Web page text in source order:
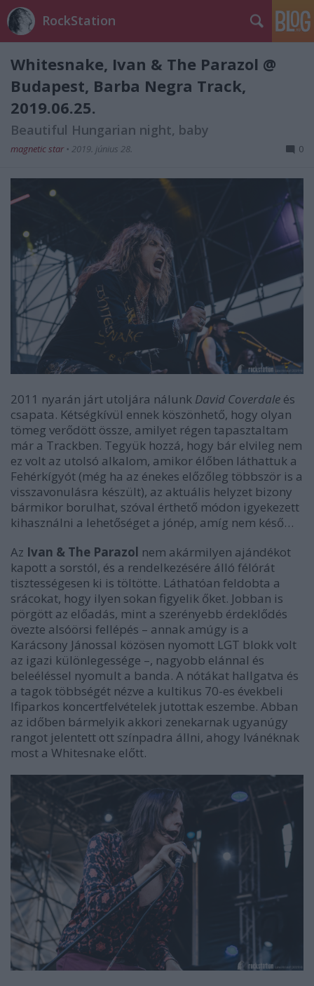
RockStation
Whitesnake, Ivan & The Parazol @
Budapest, Barba Negra Track,
2019.06.25.
Beautiful Hungarian night, baby
magnetic star • 2019. június 28. 0
2011 nyarán járt utoljára nálunk David Coverdale és
csapata. Kétségkívül ennek köszönhető, hogy olyan
tömeg verődött össze, amilyet régen tapasztaltam
már a Trackben. Tegyük hozzá, hogy bár elvileg nem
ez volt az utolsó alkalom, amikor élőben láthattuk a
Fehérkígyót (még ha az énekes előzőleg többször is a
visszavonulásra készült), az aktuális helyzet bizony
bármikor borulhat, szóval érthető módon igyekezett
kihasználni a lehetőséget a jónép, amíg nem késő…
Az Ivan & The Parazol nem akármilyen ajándékot
kapott a sorstól, és a rendelkezésére álló félórát
tisztességesen ki is töltötte. Láthatóan feldobta a
srácokat, hogy ilyen sokan figyelik őket. Jobban is
pörgött az előadás, mint a szerényebb érdeklődés
övezte alsóörsi fellépés – annak amúgy is a
Karácsony Jánossal közösen nyomott LGT blokk volt
az igazi különlegessége –, nagyobb elánnal és
beleéléssel nyomult a banda. A nótákat hallgatva és
a tagok többségét nézve a kultikus 70-es évekbeli
Ifiparkos koncertfelvételek jutottak eszembe. Abban
az időben bármelyik akkori zenekarnak ugyanúgy
rangot jelentett ott színpadra állni, ahogy Ivánéknak
most a Whitesnake előtt.